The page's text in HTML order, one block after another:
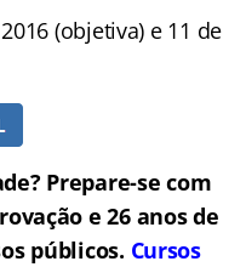
(objetiva) e 11 de
Prepare-se com
e 26 anos de
públicos. Cursos